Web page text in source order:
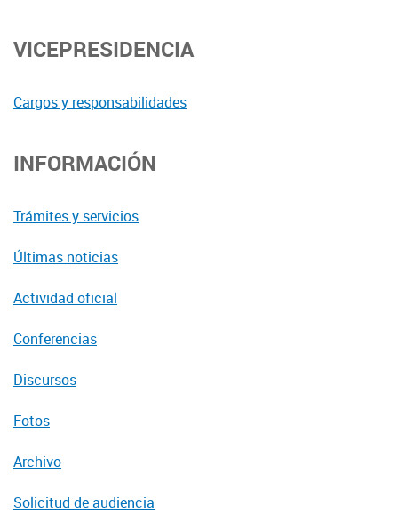
VICEPRESIDENCIA
Cargos y responsabilidades
INFORMACIÓN
Trámites y servicios
Últimas noticias
Actividad oficial
Conferencias
Discursos
Fotos
Archivo
Solicitud de audiencia